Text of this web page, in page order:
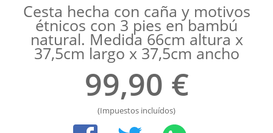
Cesta hecha con caña y motivos
étnicos con 3 pies en bambú
natural. Medida 66cm altura x
37,5cm largo x 37,5cm ancho
99,90 €
(Impuestos incluídos)